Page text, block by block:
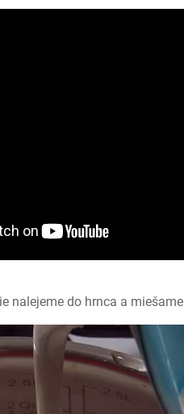
nalejeme do hrnca a